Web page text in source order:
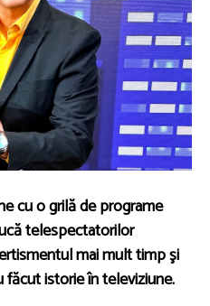
cu o grilă de programe
telespectatorilor
mai mult timp şi
istorie în televiziune.